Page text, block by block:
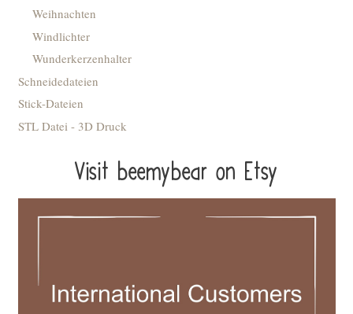
Weihnachten
Windlichter
Wunderkerzenhalter
Schneidedateien
Stick-Dateien
STL Datei - 3D Druck
Visit beemybear on Etsy